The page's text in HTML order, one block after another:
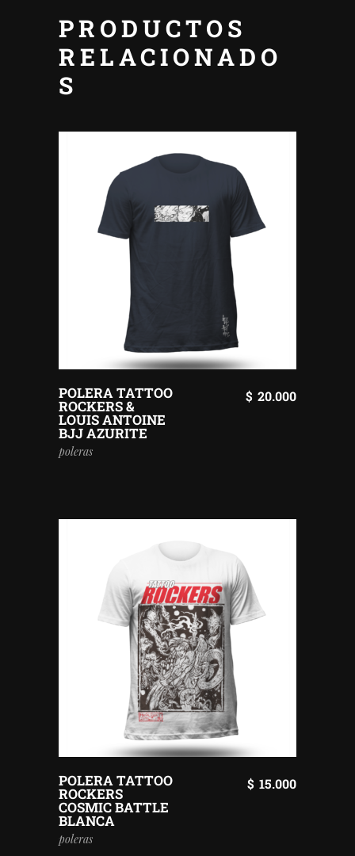
PRODUCTOS
RELACIONADO
S
POLERA TATTOO
ROCKERS &
LOUIS ANTOINE
BJJ AZURITE
$ 20.000
poleras
POLERA TATTOO
ROCKERS
COSMIC BATTLE
BLANCA
$ 15.000
poleras